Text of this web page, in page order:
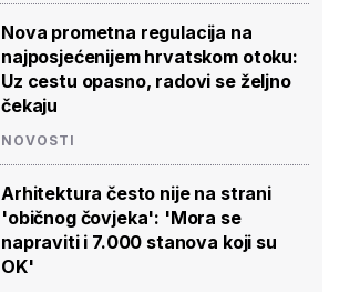
Nova prometna regulacija na
najposjećenijem hrvatskom otoku:
Uz cestu opasno, radovi se željno
čekaju
NOVOSTI
Arhitektura često nije na strani
'običnog čovjeka': 'Mora se
napraviti i 7.000 stanova koji su
OK'